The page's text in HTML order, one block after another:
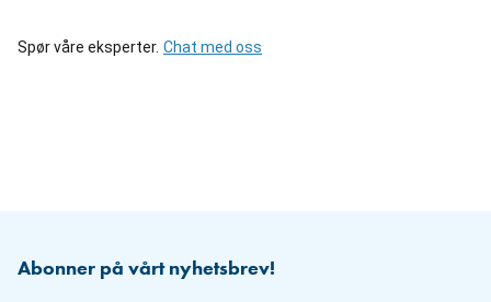
Spør våre eksperter. Chat med oss
Abonner på vårt nyhetsbrev!